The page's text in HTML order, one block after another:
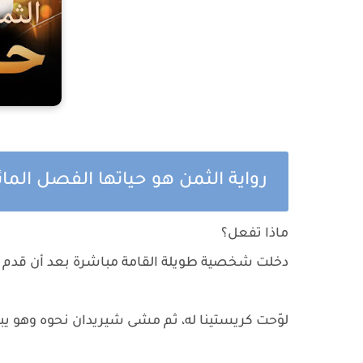
رواية الثمن هو حياتها الفصل
ماذا تفعل؟
دخلت شخصية طويلة القامة مباشرة بعد أن قدم
لوّحت كريستينا له، ثم مشى شيريدان نحوه وهو